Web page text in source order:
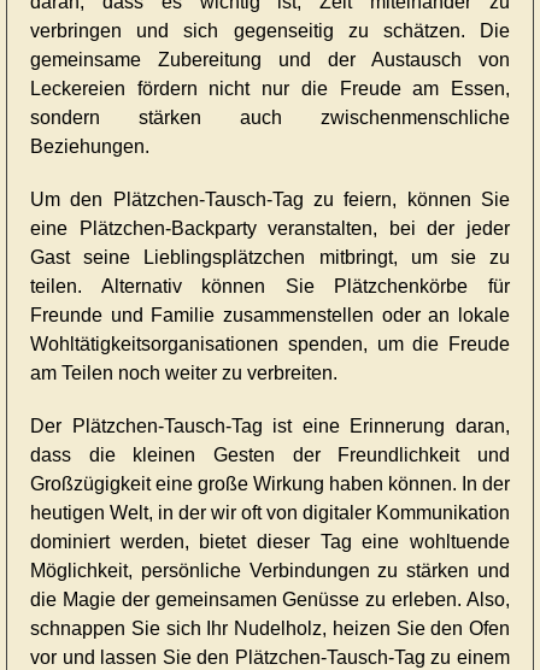
verbringen und sich gegenseitig zu schätzen. Die
gemeinsame Zubereitung und der Austausch von
Leckereien fördern nicht nur die Freude am Essen,
sondern stärken auch zwischenmenschliche
Beziehungen.
Um den Plätzchen-Tausch-Tag zu feiern, können Sie
eine Plätzchen-Backparty veranstalten, bei der jeder
Gast seine Lieblingsplätzchen mitbringt, um sie zu
teilen. Alternativ können Sie Plätzchenkörbe für
Freunde und Familie zusammenstellen oder an lokale
Wohltätigkeitsorganisationen spenden, um die Freude
am Teilen noch weiter zu verbreiten.
Der Plätzchen-Tausch-Tag ist eine Erinnerung daran,
dass die kleinen Gesten der Freundlichkeit und
Großzügigkeit eine große Wirkung haben können. In der
heutigen Welt, in der wir oft von digitaler Kommunikation
dominiert werden, bietet dieser Tag eine wohltuende
Möglichkeit, persönliche Verbindungen zu stärken und
die Magie der gemeinsamen Genüsse zu erleben. Also,
schnappen Sie sich Ihr Nudelholz, heizen Sie den Ofen
vor und lassen Sie den Plätzchen-Tausch-Tag zu einem